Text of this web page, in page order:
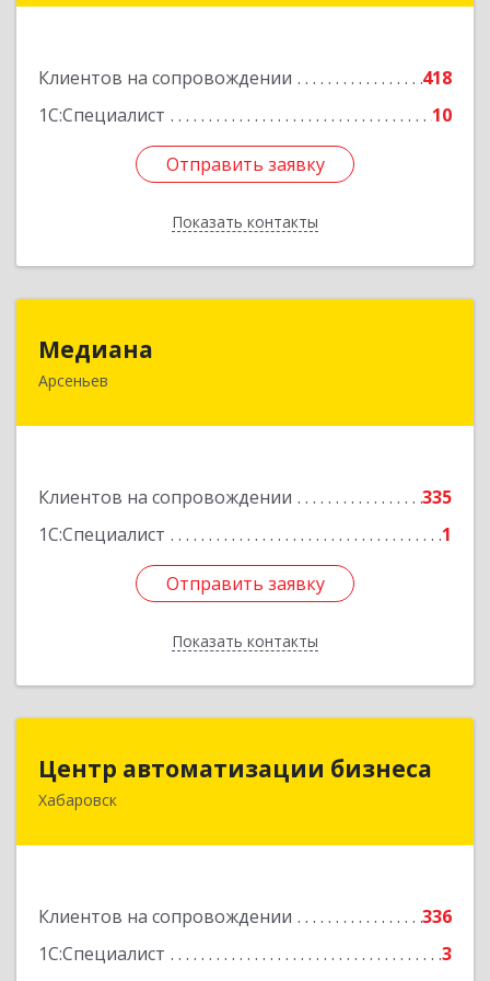
Клиентов на сопровождении
418
1С:Специалист
10
Отправить заявку
Показать контакты
Отправить заявку
Назад
Медиана
Арсеньев
Клиентов на сопровождении
335
1С:Специалист
1
Отправить заявку
Показать контакты
Отправить заявку
Назад
Центр автоматизации бизнеса
Хабаровск
Клиентов на сопровождении
336
1С:Специалист
3
Центр автоматизации бизнеса
680030, Хабаровский край, Хабаровск г, Ленина